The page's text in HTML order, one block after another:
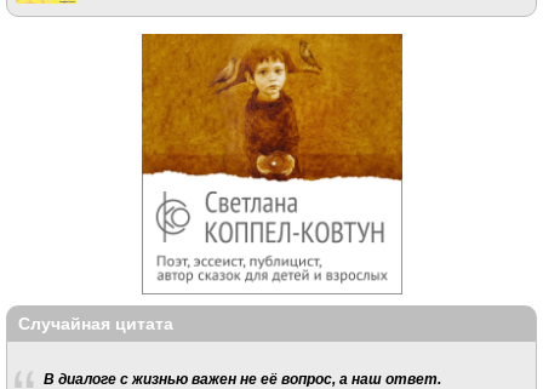
Случайная цитата
В диалоге с жизнью важен не её вопрос, а наш ответ.